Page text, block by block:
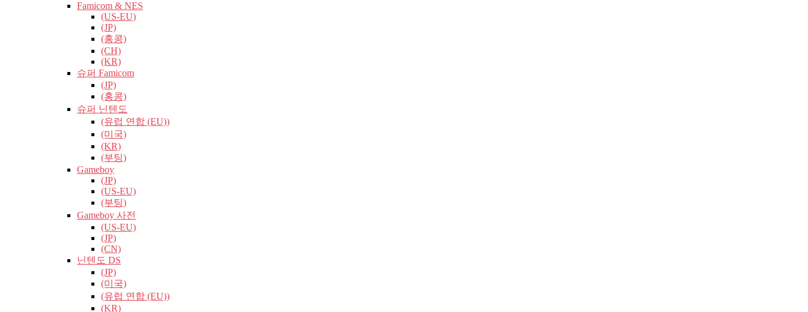
Famicom & NES
(US-EU)
(JP)
(홍콩)
(CH)
(KR)
슈퍼 Famicom
(JP)
(홍콩)
슈퍼 닌텐도
(유럽​​ 연합 (EU))
(미국)
(KR)
(부팅)
Gameboy
(JP)
(US-EU)
(부팅)
Gameboy 사전
(US-EU)
(JP)
(CN)
닌텐도 DS
(JP)
(미국)
(유럽​​ 연합 (EU))
(KR)